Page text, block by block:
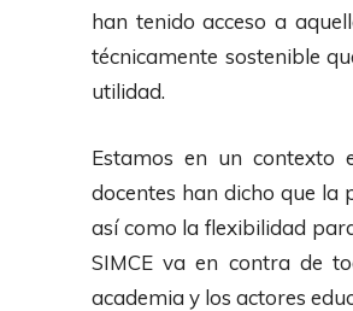
han tenido acceso a
técnicamente sostenible
utilidad.
Estamos en un contexto
docentes han dicho que la
así como la flexibilidad
SIMCE va en contra de
academia y los actores